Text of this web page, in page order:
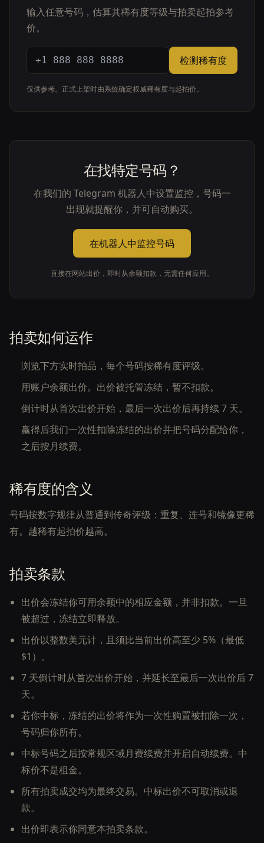
输入任意号码，估算其稀有度等级与拍卖起拍参考
价。
检测稀有度
仅供参考。正式上架时由系统确定权威稀有度与起拍价。
在找特定号码？
在我们的 Telegram 机器人中设置监控，号码一
出现就提醒你，并可自动购买。
在机器人中监控号码
直接在网站出价，即时从余额扣款，无需任何应用。
拍卖如何运作
浏览下方实时拍品，每个号码按稀有度评级。
用账户余额出价。出价被托管冻结，暂不扣款。
倒计时从首次出价开始，最后一次出价后再持续 7 天。
赢得后我们一次性扣除冻结的出价并把号码分配给你，
之后按月续费。
稀有度的含义
号码按数字规律从普通到传奇评级：重复、连号和镜像更稀
有。越稀有起拍价越高。
拍卖条款
出价会冻结你可用余额中的相应金额，并非扣款。一旦
被超过，冻结立即释放。
出价以整数美元计，且须比当前出价高至少 5%（最低
$1）。
7 天倒计时从首次出价开始，并延长至最后一次出价后 7
天。
若你中标，冻结的出价将作为一次性购置被扣除一次，
号码归你所有。
中标号码之后按常规区域月费续费并开启自动续费。中
标价不是租金。
所有拍卖成交均为最终交易。中标出价不可取消或退
款。
出价即表示你同意本拍卖条款。